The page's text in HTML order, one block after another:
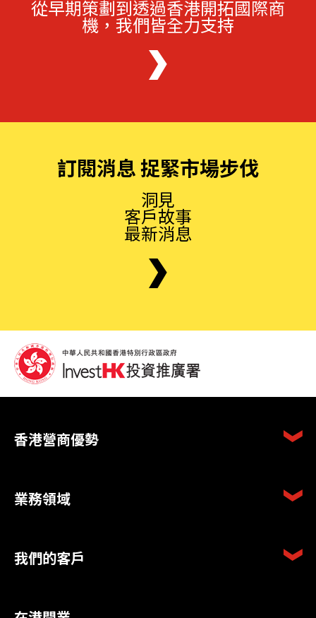
從早期策劃到透過香港開拓國際商
機，我們皆全力支持
訂閱消息 捉緊市場步伐
洞見
客戶故事
最新消息
香港營商優勢
業務領域
我們的客戶